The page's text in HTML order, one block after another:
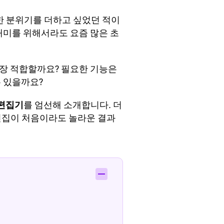
분위기를 더하고 싶었던 적이
를 위해서라도 요즘 많은 초
적합할까요? 필요한 기능은
있을까요?
집기 를 엄선해 소개합니다. 더
이 처음이라도 놀라운 결과